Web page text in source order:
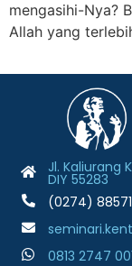
mengasihi-Nya?
Allah yang
Jl. Kaliurang
DIY 55283
(0274)
0813 2747